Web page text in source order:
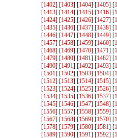
[1402] [1403] [1404] [1405] [
[1413] [1414] [1415] [1416] [
[1424] [1425] [1426] [1427] [
[1435] [1436] [1437] [1438] [
[1446] [1447] [1448] [1449] [
[1457] [1458] [1459] [1460] [
[1468] [1469] [1470] [1471] [
[1479] [1480] [1481] [1482] [
[1490] [1491] [1492] [1493] [
[1501] [1502] [1503] [1504] [
[1512] [1513] [1514] [1515] [
[1523] [1524] [1525] [1526] [
[1534] [1535] [1536] [1537] [
[1545] [1546] [1547] [1548] [
[1556] [1557] [1558] [1559] [
[1567] [1568] [1569] [1570] [
[1578] [1579] [1580] [1581] [
[1589] [1590] [1591] [1592] [